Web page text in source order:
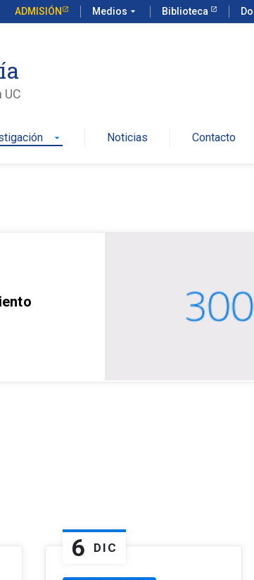
ADMISIÓN Medios arrow_drop_down Biblioteca
UC
arrow_drop_down Noticias Contacto
6 DIC